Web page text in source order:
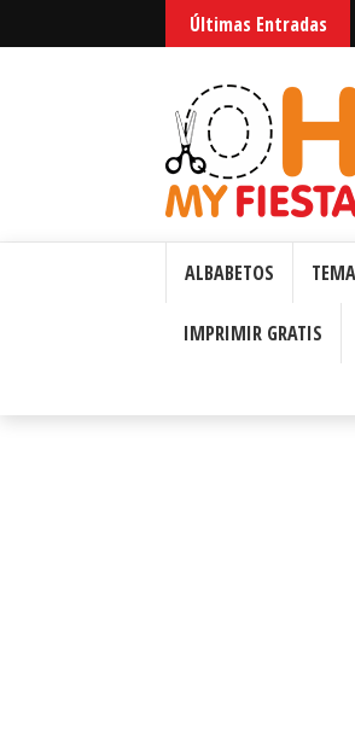
Últimas Entradas
ALBABETOS
IMPRIMIR GRATIS